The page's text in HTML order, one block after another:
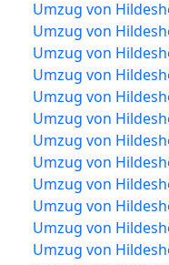
Umzug von
Umzug von
Umzug von
Umzug von
Umzug von
Umzug von
Umzug von
Umzug von
Umzug von
Umzug von
Umzug von
Umzug von